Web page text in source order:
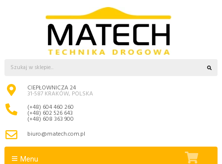
CIEPŁOWNICZA 24
31-587 KRAKÓW, POLSKA
(+48) 604 460 260
(+48) 602 526 643
(+48) 608 363 900
biuro@matech.com.pl
Menu